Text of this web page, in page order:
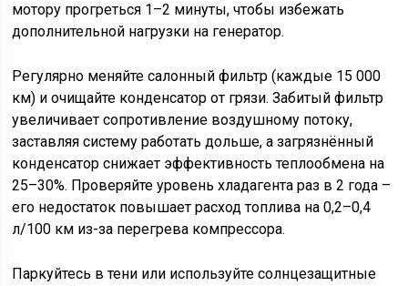
мотору прогреться 1–2 минуты, чтобы избежать
дополнительной нагрузки на генератор.
Регулярно меняйте салонный фильтр (каждые 15 000
км) и очищайте конденсатор от грязи. Забитый фильтр
увеличивает сопротивление воздушному потоку,
заставляя систему работать дольше, а загрязнённый
конденсатор снижает эффективность теплообмена на
25–30%. Проверяйте уровень хладагента раз в 2 года –
его недостаток повышает расход топлива на 0,2–0,4
л/100 км из-за перегрева компрессора.
Паркуйтесь в тени или используйте солнцезащитные